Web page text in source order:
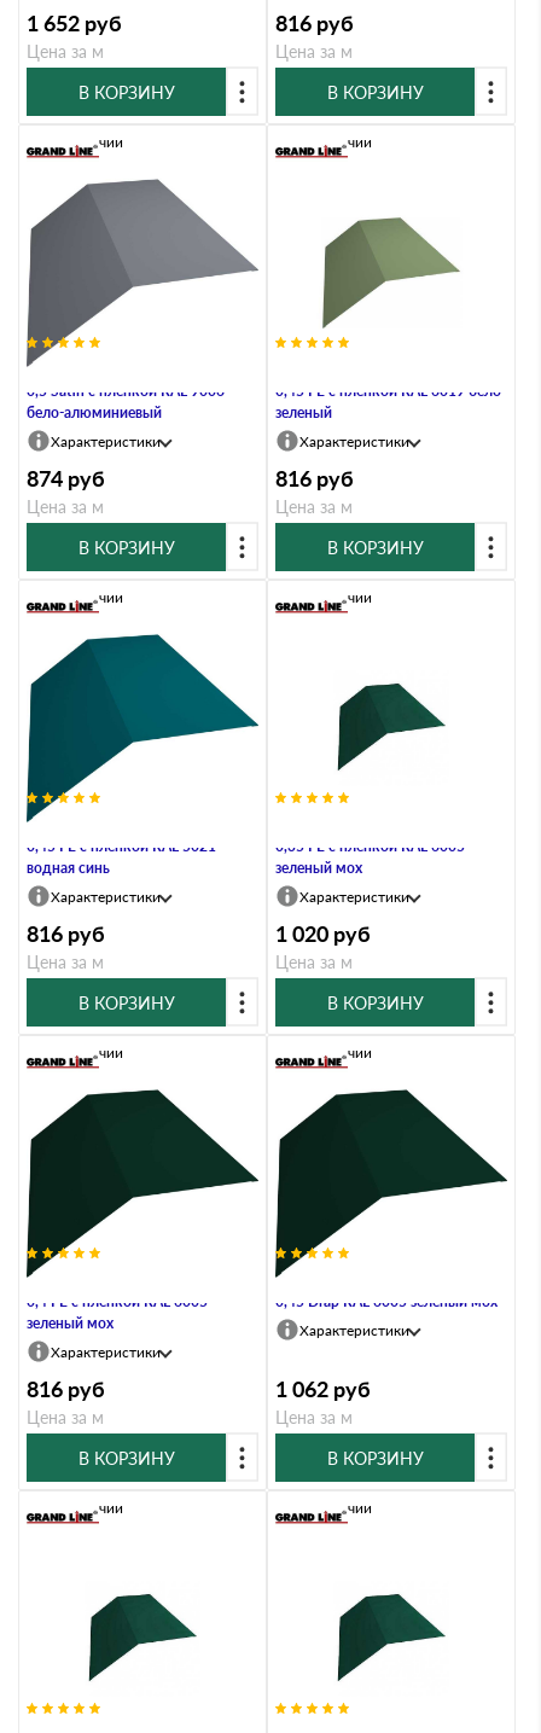
1 652 руб
Цена за м
В КОРЗИНУ
816 руб
Цена за м
В КОРЗИНУ
Планка конька плоского 190х190
0,5 Satin с пленкой RAL 9006
бело-алюминиевый
В наличии
Характеристики
874 руб
Цена за м
В КОРЗИНУ
0,45 PE с пленкой RAL 6019 бело-
зеленый
В наличии
Характеристики
816 руб
Цена за м
В КОРЗИНУ
Планка конька плоского 190х190
0,45 PE с пленкой RAL 5021
водная синь
В наличии
Характеристики
816 руб
Цена за м
В КОРЗИНУ
0,35 PE с пленкой RAL 6005
зеленый мох
В наличии
Характеристики
1 020 руб
Цена за м
В КОРЗИНУ
Планка конька плоского 190х190
0,4 PE с пленкой RAL 6005
зеленый мох
В наличии
Характеристики
816 руб
Цена за м
В КОРЗИНУ
Планка конька плоского 190х190
0,45 Drap RAL 6005 зеленый мох
В наличии
Характеристики
1 062 руб
Цена за м
В КОРЗИНУ
В наличии В наличии